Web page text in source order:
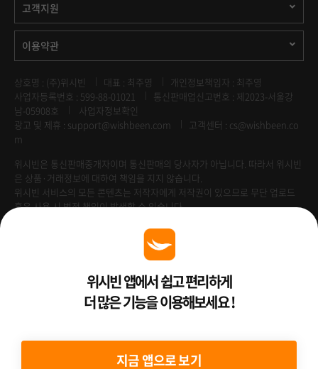
고객지원
이용약관
상호명 : (주)위시빈 대표 : 최주영
개인정보책임자 : 최주영
사업자등록번호 : 599-88-01021
통신판매업신고번호 : 제2023-서울강
남-05908호
사업자정보확인
광고 및 제휴 : support@wishbeen.com
고객센터 : cs@wishbeen.co
m
위시빈은 통신판매중개자이며 통신판매의 당사자가 아닙니다. 따라서 위시빈
은 상품·거래정보에 대하여 책임을 지지 않습니다.
위시빈 서비스의 모든 콘텐츠는 저작자에게 저작권이 있으므로 무단 업로드
혹은 사용 시 법적 책임이 발생할 수 있습니다.
Venture Enterprise위시빈 앱에서 쉽고 편리하게
더 많은 기능을 이용해보세요 !
지금 앱으로 보기